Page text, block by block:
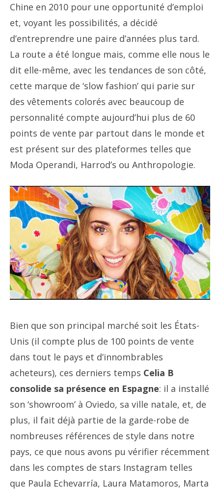
Chine en 2010 pour une opportunité d’emploi
et, voyant les possibilités, a décidé
d’entreprendre une paire d’années plus tard.
La route a été longue mais, comme elle nous le
dit elle-même, avec les tendances de son côté,
cette marque de ‘slow fashion’ qui parie sur
des vêtements colorés avec beaucoup de
personnalité compte aujourd’hui plus de 60
points de vente par partout dans le monde et
est présent sur des plateformes telles que
Moda Operandi, Harrod’s ou Anthropologie.
Bien que son principal marché soit les États-
Unis (il compte plus de 100 points de vente
dans tout le pays et d’innombrables
acheteurs), ces derniers temps Celia B
consolide sa présence en Espagne: il a installé
son ‘showroom’ à Oviedo, sa ville natale, et, de
plus, il fait déjà partie de la garde-robe de
nombreuses références de style dans notre
pays, ce que nous avons pu vérifier récemment
dans les comptes de stars Instagram telles
que Paula Echevarría, Laura Matamoros, Marta